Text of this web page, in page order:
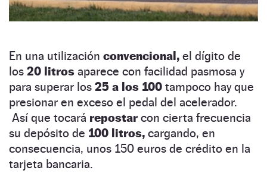
En una utilización convencional, el dígito de
los 20 litros aparece con facilidad pasmosa y
para superar los 25 a los 100 tampoco hay que
presionar en exceso el pedal del acelerador.
Así que tocará repostarcon cierta frecuencia
su depósito de 100 litros, cargando, en
consecuencia, unos 150 euros de crédito en la
tarjeta bancaria.